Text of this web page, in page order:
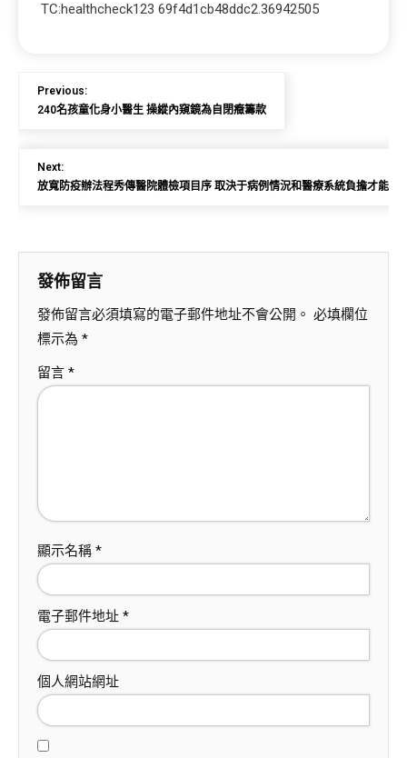
TC:healthcheck123 69f4d1cb48ddc2.36942505
Previous:
240名孩童化身小醫生 操縱內窺鏡為自閉癥籌款
Next:
放寬防疫辦法程秀傳醫院體檢項目序 取決于病例情況和醫療系統負擔才能
發佈留言
發佈留言必須填寫的電子郵件地址不會公開。 必填欄位
標示為 *
留言 *
顯示名稱 *
電子郵件地址 *
個人網站網址